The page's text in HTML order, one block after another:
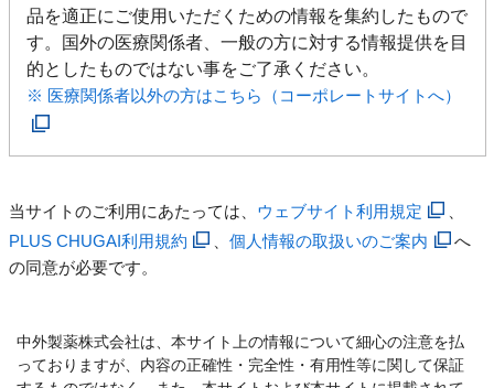
品を適正にご使用いただくための情報を集約したもので
す。国外の医療関係者、一般の方に対する情報提供を目
的としたものではない事をご了承ください。
※ 医療関係者以外の方はこちら（コーポレートサイトへ）
当サイトのご利用にあたっては、 ウェブサイト利用規定
PLUS CHUGAI利用規約
、個人情報の取扱いのご案内
へ
の同意が必要です。
中外製薬株式会社は、本サイト上の情報について細心の注意を払
っておりますが、内容の正確性・完全性・有用性等に関して保証